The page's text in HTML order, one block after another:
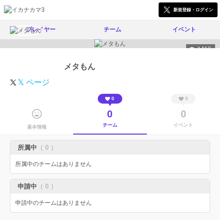
新規登録・ログイン
プレイヤー チーム イベント
1416
メタもん
𝕏 ページ
基本情報
0
0
チーム
0
0
イベント
所属中 （ 0 ）
所属中のチームはありません
申請中 （ 0 ）
申請中のチームはありません